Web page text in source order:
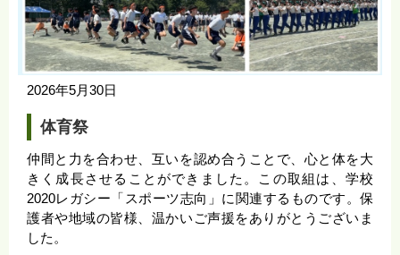
2026年5月30日
体育祭
仲間と力を合わせ、互いを認め合うことで、心と体を大
きく成長させることができました。この取組は、学校
2020レガシー「スポーツ志向」に関連するものです。保
護者や地域の皆様、温かいご声援をありがとうございま
した。